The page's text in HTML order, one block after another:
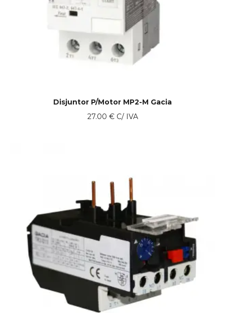
Disjuntor P/Motor MP2-M Gacia
27.00 €C/ IVA